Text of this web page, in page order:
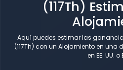
(117Th)
Aquí puedes estimar las
(117Th) con un Alojamiento en
en EE. UU. o